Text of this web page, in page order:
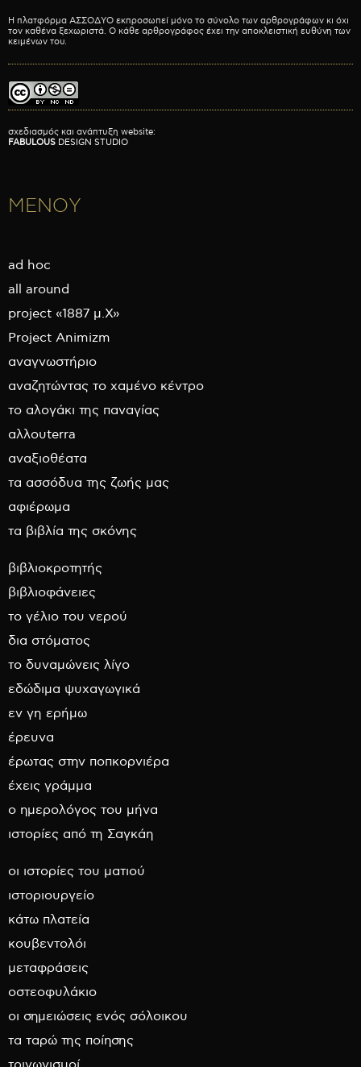
Η πλατφόρμα ΑΣΣΟΔΥΟ εκπροσωπεί μόνο το σύνολο των αρθρογράφων κι όχι
τον καθένα ξεχωριστά. Ο κάθε αρθρογράφος έχει την αποκλειστική ευθύνη των
κειμένων του.
σχεδιασμός και ανάπτυξη website:
FABULOUS DESIGN STUDIO
ΜΕΝΟΥ
ad hoc
all around
project «1887 μ.Χ»
Project Animizm
αναγνωστήριο
αναζητώντας το χαμένο κέντρο
το αλογάκι της παναγίας
αλλουterra
αναξιοθέατα
τα ασσόδυα της ζωής μας
αφιέρωμα
τα βιβλία της σκόνης
βιβλιοκροτητής
βιβλιοφάνειες
το γέλιο του νερού
δια στόματος
το δυναμώνεις λίγο
εδώδιμα ψυχαγωγικά
εν γη ερήμω
έρευνα
έρωτας στην ποπκορνιέρα
έχεις γράμμα
ο ημερολόγος του μήνα
ιστορίες από τη Σαγκάη
οι ιστορίες του ματιού
ιστοριουργείο
κάτω πλατεία
κουβεντολόι
μεταφράσεις
οστεοφυλάκιο
οι σημειώσεις ενός σόλοικου
τα ταρώ της ποίησης